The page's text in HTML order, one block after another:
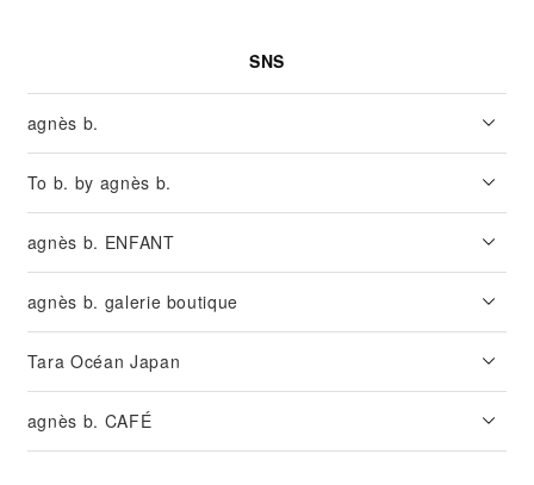
SNS
agnès b.
To b. by agnès b.
agnès b. ENFANT
agnès b. galerie boutique
Tara Océan Japan
agnès b. CAFÉ